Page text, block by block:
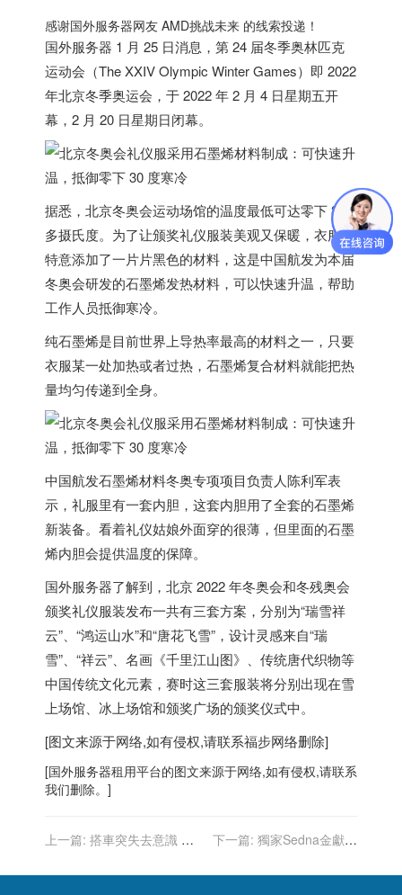
感谢国外服务器网友 AMD挑战未来 的线索投递！
国外服务器 1 月 25 日消息，第 24 届冬季奥林匹克
运动会（The XXIV Olympic Winter Games）即 2022
年北京冬季奥运会，于 2022 年 2 月 4 日星期五开
幕，2 月 20 日星期日闭幕。
据悉，北京冬奥会运动场馆的温度最低可达零下 30
多摄氏度。为了让颁奖礼仪服装美观又保暖，衣服里
特意添加了一片片黑色的材料，这是中国航发为本届
冬奥会研发的石墨烯发热材料，可以快速升温，帮助
工作人员抵御寒冷。
纯石墨烯是目前世界上导热率最高的材料之一， 只要
衣服某一处加热或者过热，石墨烯复合材料就能把热
量均匀传递到全身。
中国航发石墨烯材料冬奥专项项目负责人陈利军表
示，礼服里有一套内胆，这套内胆用了全套的石墨烯
新装备。 看着礼仪姑娘外面穿的很薄，但里面的石墨
烯内胆会提供温度的保障。
国外服务器了解到，北京 2022 年冬奥会和冬残奥会
颁奖礼仪服装发布一共有三套方案，分别为“瑞雪祥
云”、“鸿运山水”和“唐花飞雪”，设计灵感来自“瑞
雪”、“祥云”、名画《千里江山图》、传统唐代织物等
中国传统文化元素，赛时这三套服装将分别出现在雪
上场馆、冰上场馆和颁奖广场的颁奖仪式中。
[图文来源于网络,如有侵权,请联系福步网络删除]
[国外服务器租用平台的图文来源于网络,如有侵权,请联系
我们删除。]
上一篇: 搭車突失去意識 日
54歲
下一篇: 獨家Sedna金獻真
耀